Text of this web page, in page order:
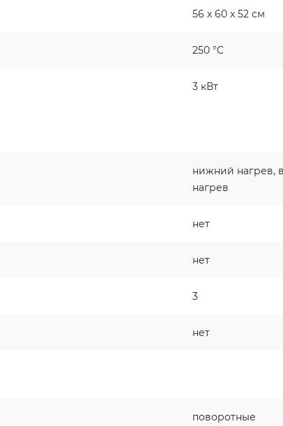
56 х 60 x 52 см
250 °C
3 кВт
нижний нагрев,
нагрев
нет
нет
3
нет
поворотные